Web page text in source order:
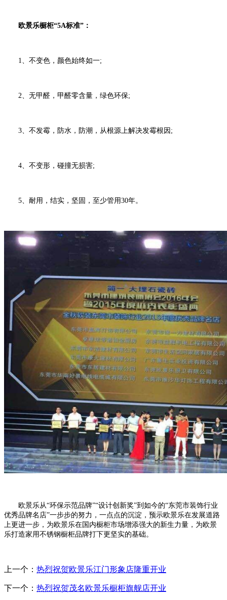
欧景乐橱柜“5A标准”：
1、不变色，颜色始终如一;
2、无甲醛，甲醛零含量，绿色环保;
3、不发霉，防水，防潮，从根源上解决发霉根因;
4、不变形，碰撞无损害;
5、耐用，结实，坚固，至少管用30年。
欧景乐从“环保示范品牌”“设计创新奖”到如今的“东莞市装饰行业
优秀品牌名店”一步步的努力，一点点的沉淀，预示欧景乐在发展道路
上更进一步，为欧景乐在国内橱柜市场增添强大的新生力量，为欧景
乐打造家用不锈钢橱柜品牌打下更坚实的基础。
上一个： 热烈祝贺欧景乐江门形象店隆重开业
下一个： 热烈祝贺茂名欧景乐橱柜旗舰店开业